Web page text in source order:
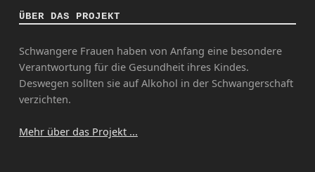
ÜBER DAS PROJEKT
Schwangere Frauen haben von Anfang eine besondere
Verantwortung für die Gesundheit ihres Kindes.
Deswegen sollten sie auf Alkohol in der Schwangerschaft
verzichten.
Mehr über das Projekt ...